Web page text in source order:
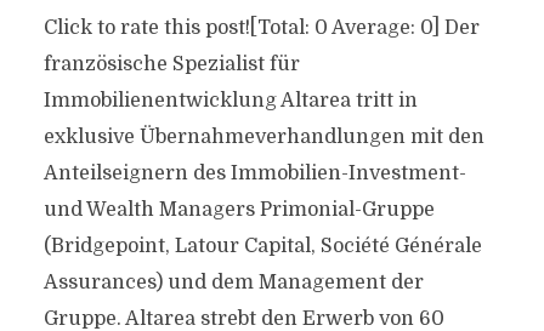
Click to rate this post![Total: 0 Average: 0] Der
französische Spezialist für
Immobilienentwicklung Altarea tritt in
exklusive Übernahmeverhandlungen mit den
Anteilseignern des Immobilien-Investment-
und Wealth Managers Primonial-Gruppe
(Bridgepoint, Latour Capital, Société Générale
Assurances) und dem Management der
Gruppe. Altarea strebt den Erwerb von 60